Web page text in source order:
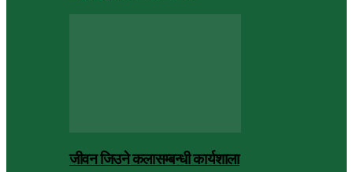
जीवन जिउने कलासम्बन्धी कार्यशाला